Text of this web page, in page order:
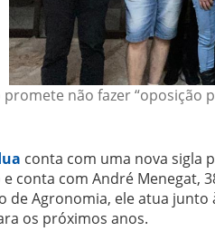
não fazer “oposição
conta com uma nova sigla
conta com André Menegat,
de Agronomia, ele atua junto
os próximos anos.